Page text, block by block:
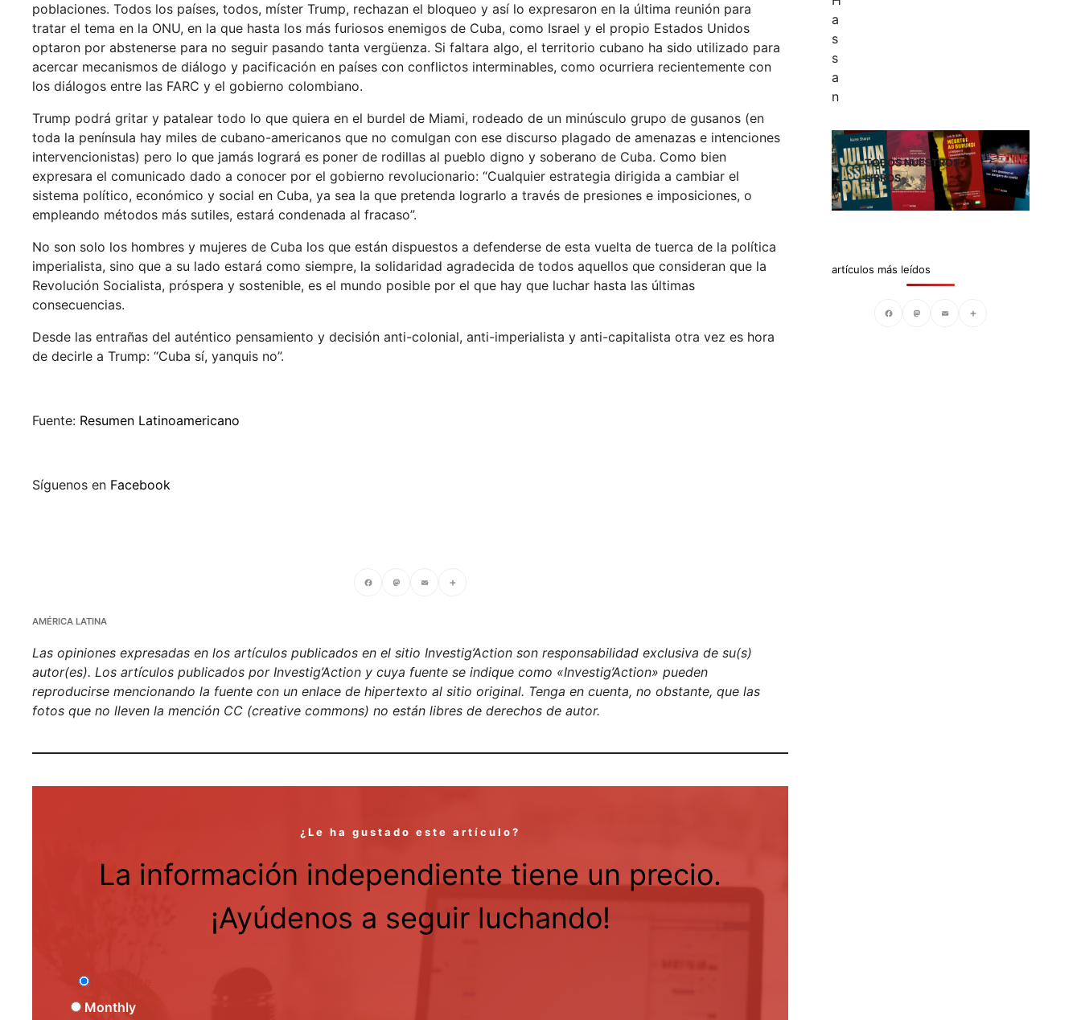
poblaciones. Todos los países, todos, míster Trump, rechazan el bloqueo y así lo expresaron en la última reunión para
tratar el tema en la ONU, en la que hasta los más furiosos enemigos de Cuba, como Israel y el propio Estados Unidos
optaron por abstenerse para no seguir pasando tanta vergüenza. Si faltara algo, el territorio cubano ha sido utilizado para
acercar mecanismos de diálogo y pacificación en países con conflictos interminables, como ocurriera recientemente con
los diálogos entre las FARC y el gobierno colombiano.
Trump podrá gritar y patalear todo lo que quiera en el burdel de Miami, rodeado de un minúsculo grupo de gusanos (en
toda la península hay miles de cubano-americanos que no comulgan con ese discurso plagado de amenazas e intenciones
intervencionistas) pero lo que jamás logrará es poner de rodillas al pueblo digno y soberano de Cuba. Como bien
expresara el comunicado dado a conocer por el gobierno revolucionario: “Cualquier estrategia dirigida a cambiar el
sistema político, económico y social en Cuba, ya sea la que pretenda lograrlo a través de presiones e imposiciones, o
empleando métodos más sutiles, estará condenada al fracaso”.
No son solo los hombres y mujeres de Cuba los que están dispuestos a defenderse de esta vuelta de tuerca de la política
imperialista, sino que a su lado estará como siempre, la solidaridad agradecida de todos aquellos que consideran que la
Revolución Socialista, próspera y sostenible, es el mundo posible por el que hay que luchar hasta las últimas
consecuencias.
Desde las entrañas del auténtico pensamiento y decisión anti-colonial, anti-imperialista y anti-capitalista otra vez es hora
de decirle a Trump: “Cuba sí, yanquis no”.
Fuente: Resumen Latinoamericano
Síguenos en Facebook
AMÉRICA LATINA
Las opiniones expresadas en los artículos publicados en el sitio Investig’Action son responsabilidad exclusiva de su(s)
autor(es). Los artículos publicados por Investig’Action y cuya fuente se indique como «Investig’Action» pueden
reproducirse mencionando la fuente con un enlace de hipertexto al sitio original. Tenga en cuenta, no obstante, que las
fotos que no lleven la mención CC (creative commons) no están libres de derechos de autor.
¿Le ha gustado este artículo?
La información independiente tiene un precio.
¡Ayúdenos a seguir luchando!
Monthly
TODOS NUESTROS
LIBROS
artículos más leídos